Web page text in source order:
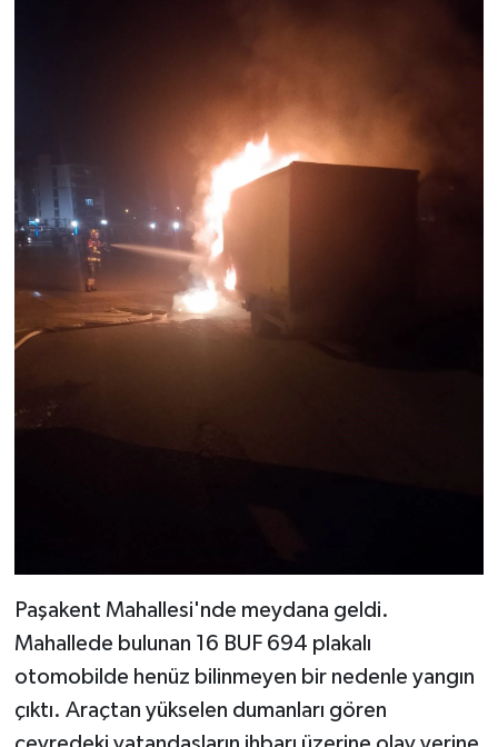
Paşakent Mahallesi'nde meydana geldi.
Mahallede bulunan 16 BUF 694 plakalı
otomobilde henüz bilinmeyen bir nedenle yangın
çıktı. Araçtan yükselen dumanları gören